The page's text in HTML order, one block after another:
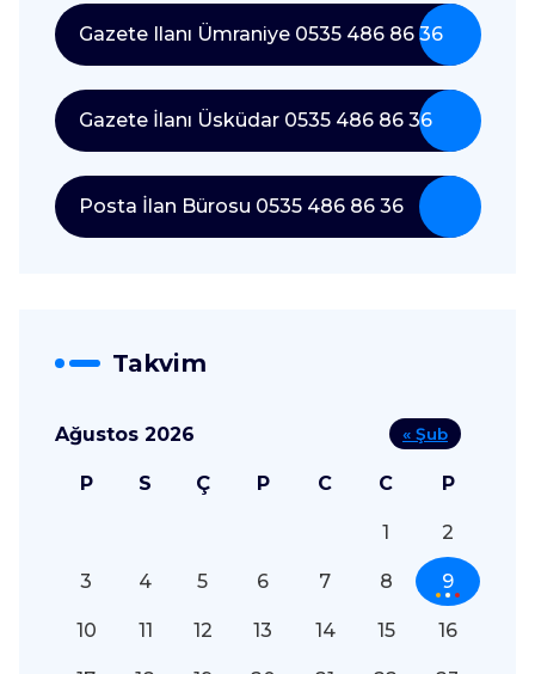
Gazete Ilanı Ümraniye 0535 486 86 36
Gazete İlanı Üsküdar 0535 486 86 36
Posta İlan Bürosu 0535 486 86 36
Takvim
Ağustos 2026
P S Ç P C C P
1 2
3 4 5 6 7 8 9
10 11 12 13 14 15 16
« Şub